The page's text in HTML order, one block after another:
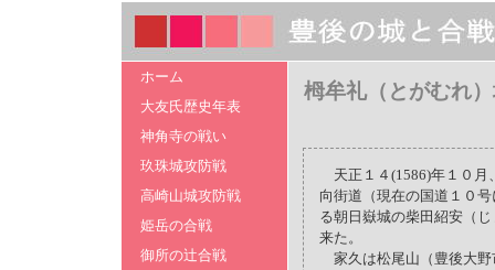
ホーム
大友氏歴史年表
神角寺の戦い
玖珠城攻防戦
高崎山城攻防戦
姫岳の合戦
御所の辻合戦
栂牟礼（とがむれ
天正１４(1586)年１０月
向街道（現在の国道１０
る朝日嶽城の柴田紹安（
来た。
家久は松尾山（豊後大野